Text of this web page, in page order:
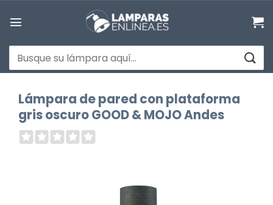
Buscar
por:
Lámpara de pared con plataforma
gris oscuro GOOD & MOJO Andes